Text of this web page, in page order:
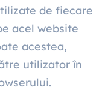
de fiecare
acel website
acestea,
utilizator în